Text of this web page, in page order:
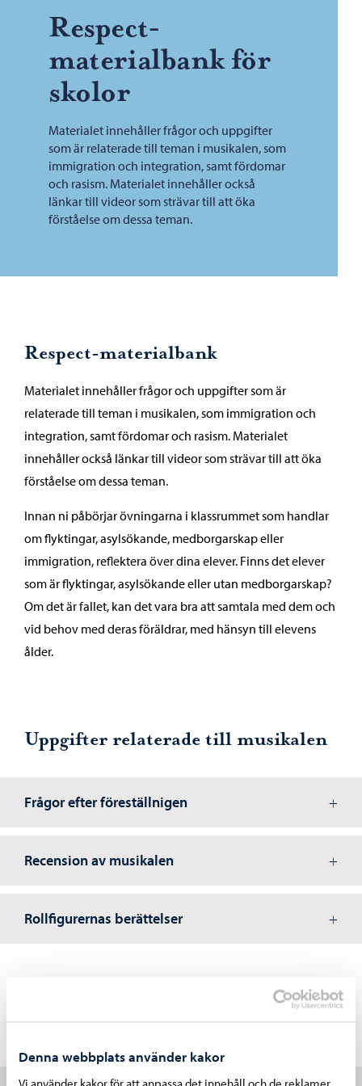
Denna webbplats använder kakor
Respect-
materialbank för
skolor
Materialet innehåller frågor och uppgifter
som är relaterade till teman i musikalen, som
immigration och integration, samt fördomar
och rasism. Materialet innehåller också
länkar till videor som strävar till att öka
förståelse om dessa teman.
Respect-materialbank
Materialet innehåller frågor och uppgifter som är
relaterade till teman i musikalen, som immigration och
integration, samt fördomar och rasism. Materialet
innehåller också länkar till videor som strävar till att öka
förståelse om dessa teman.
Innan ni påbörjar övningarna i klassrummet som handlar
om flyktingar, asylsökande, medborgarskap eller
immigration, reflektera över dina elever.​ Finns det elever
som är flyktingar, asylsökande eller utan medborgarskap?​
Om det är fallet, kan det vara bra att samtala med dem och
vid behov med deras föräldrar, med hänsyn till elevens
ålder.
Uppgifter relaterade till musikalen
Frågor efter föreställnigen
Recension av musikalen
Rollfigurernas berättelser
Andra uppgifter kring temat